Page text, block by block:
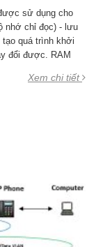
sử dụng cho
nhớ chỉ đọc) - lưu
quá trình khởi
đổi được. RAM
Xem chi tiết